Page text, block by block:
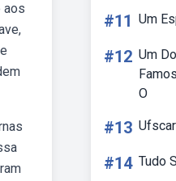
aos
#11 Um
#12 Um
O
#13
#14 Tudo